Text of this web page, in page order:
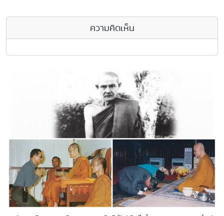
ความคิดเห็น